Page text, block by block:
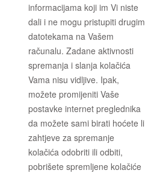
informacijama koji im Vi niste
dali i ne mogu pristupiti drugim
datotekama na Vašem
računalu. Zadane aktivnosti
spremanja i slanja kolačića
Vama nisu vidljive. Ipak,
možete promijeniti Vaše
postavke internet preglednika
da možete sami birati hoćete li
zahtjeve za spremanje
kolačića odobriti ili odbiti,
pobrišete spremljene kolačiće